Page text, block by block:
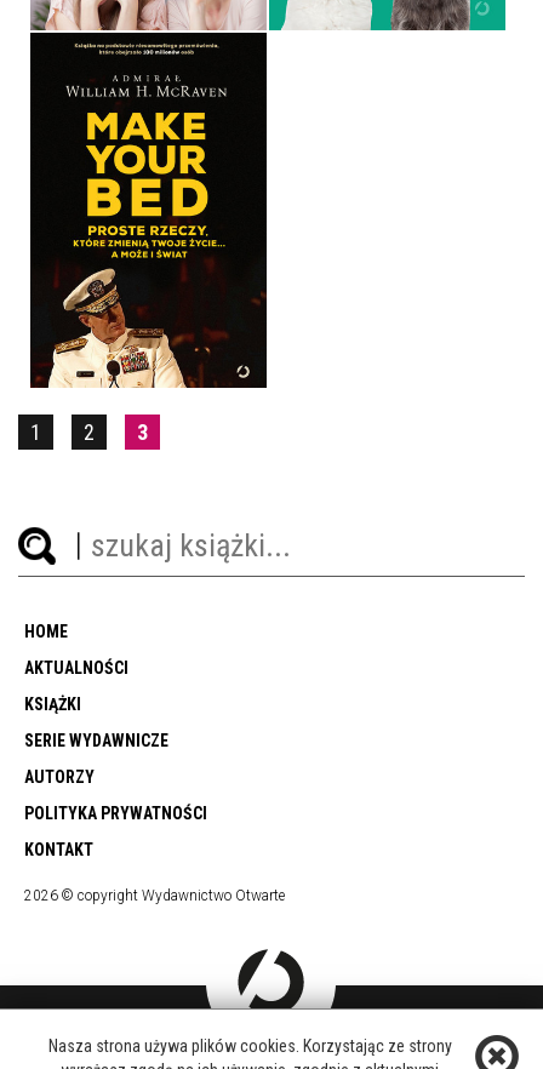
MAKE YOUR BED
ADMIRAŁ WILLIAM H.
MCRAVEN
OPRAWA TWARDA
32,90 ZŁ
1 2 3
HOME
AKTUALNOŚCI
KSIĄŻKI
SERIE WYDAWNICZE
AUTORZY
POLITYKA PRYWATNOŚCI
KONTAKT
2026 © copyright Wydawnictwo Otwarte
DOŁĄCZ DO NAS
Nasza strona używa plików cookies. Korzystając ze strony